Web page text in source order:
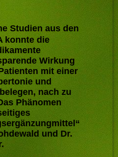
Studien aus den
konnte die
Wirkung
mit einer
und
nach zu
Phänomen
“
und Dr.